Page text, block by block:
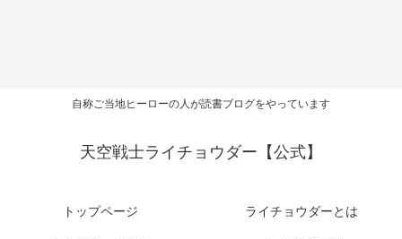
自称ご当地ヒーローの人が読書ブログをやっています
天空戦士ライチョウダー【公式】
トップページ ライチョウダーとは